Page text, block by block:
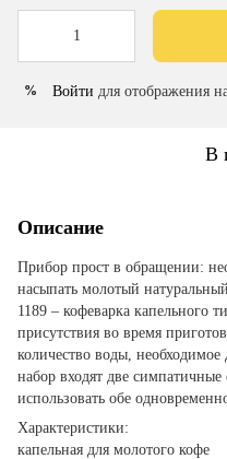
% Войти для отображения
В
Описание
Прибор прост в обращении:
насыпать молотый
1189 – кофеварка капельного
присутствия во время
количество воды,
набор входят две
использовать обе
Характеристики:
капельная для молотого кофе